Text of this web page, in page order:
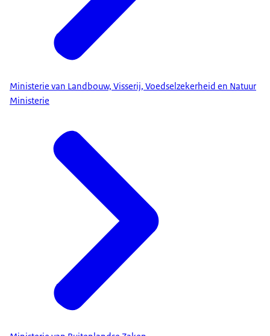
Ministerie van Landbouw, Visserij, Voedselzekerheid en Natuur
Ministerie